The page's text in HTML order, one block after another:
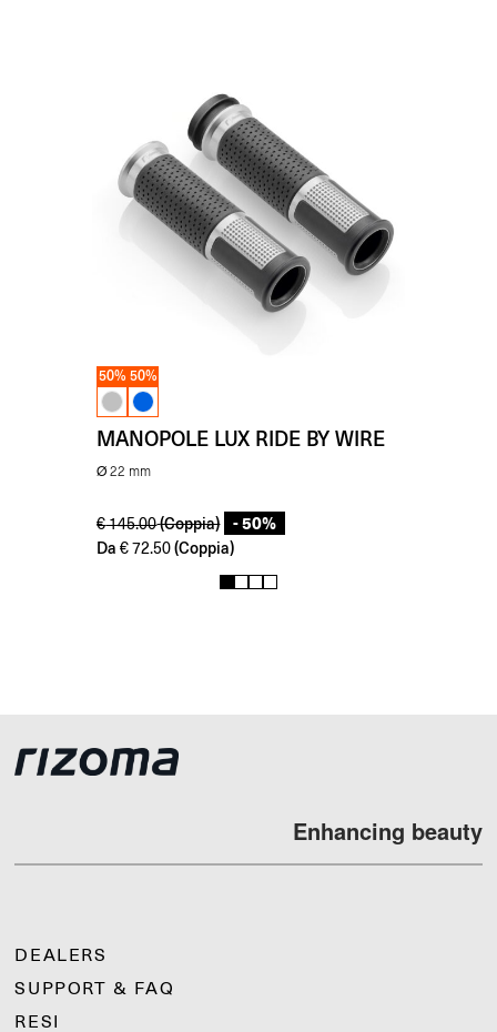
50% 50%
MANOPOLE LUX RIDE BY WIRE
Ø 22 mm
€145.00(Coppia) - 50%
Da €72.50 (Coppia)
1 2 3 4
Enhancing beauty
DEALERS
SUPPORT & FAQ
RESI